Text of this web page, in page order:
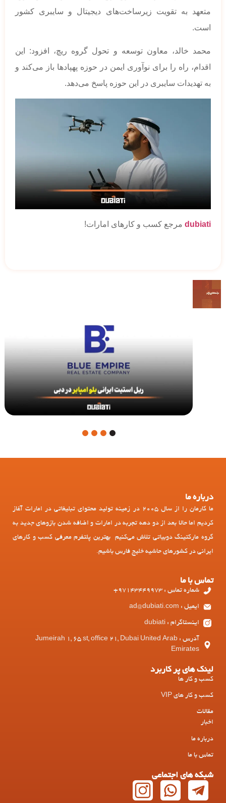
متعهد به تقویت زیرساخت‌های دیجیتال و سایبری کشور
است.
محمد خالد، معاون توسعه و تحول گروه ریچ، افزود: این
اقدام، راه را برای نوآوری ایمن در حوزه پهپادها باز می‌کند و
به تهدیدات سایبری در این حوزه پاسخ می‌دهد.
dubiati مرجع کسب و کارهای امارات!
1
درباره ما
ما کارمان را از سال 2005 در زمینه تولید محتوای تبلیغاتی در امارات آغاز
کردیم اما حالا بعد از دو دهه تجربه در امارات و اضافه شدن بازوهای جدید به
گروه مارکتینگ دوبیاتی تلاش می‌کنیم بهترین پلتفرم معرفی کسب و کارهای
ایرانی در کشورهای حاشیه خلیج فارس باشیم.
تماس با ما
شماره تماس : 97143449973+
ایمیل : ad@dubiati.com
اینستاگرام : dubiati
آدرس : Jumeirah 1, 65 st, office 21, Dubai United Arab
Emirates
لینک های پر کاربرد
کسب و کار ها
کسب و کار های VIP
مقالات
اخبار
درباره ما
تماس با ما
شبکه های اجتماعی